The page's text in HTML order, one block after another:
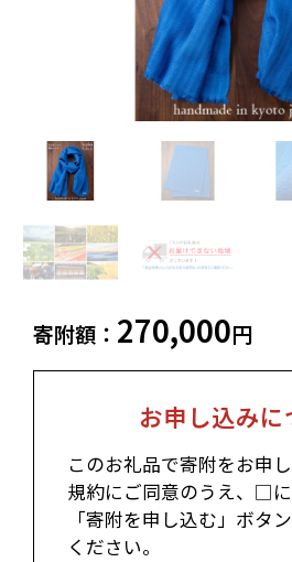
加工品等
調味料・油
旅行
雑貨・日用品
東北エリア
蓬田村（青森県）花巻市（岩手
塩竈市（宮城県）
世田谷区（東京都）
横浜市（
中部エリア
輪島市（石川県）加賀市（石川
高山市（岐阜県）
関市（岐阜
中津川市（岐阜県）美濃加茂
郡上市（岐阜県）浜松市（静
富士市（静岡県）
よくある質問と お
寄附額： 270,000円
お申し込みに
このお礼品で寄附をお申
規約にご同意のうえ、□
「寄附を申し込む」ボタ
ください。